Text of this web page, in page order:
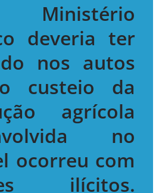
deveria ter
nos autos
custeio da
agrícola
no
ocorreu com
ilícitos.